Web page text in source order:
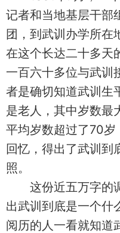
记者和当地基层干部
团，到武训办学所在
在这个长达二十多天
一百六十多位与武训
者是确切知道武训生
是老人，其中岁数最
平均岁数超过了70岁
回忆，得出了武训到
照。
这份近五万字的调
出武训到底是一个什
阅历的人一看就知道